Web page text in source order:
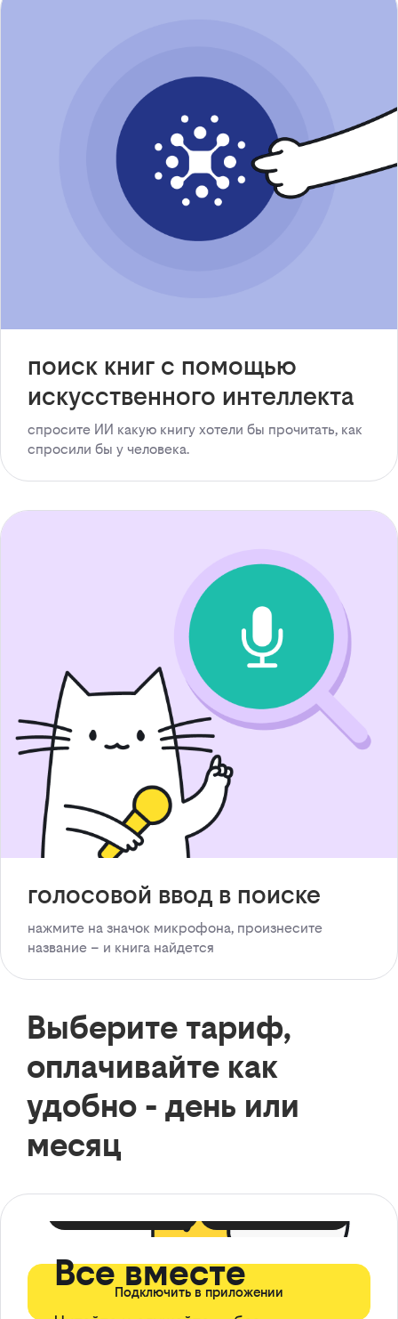
поиск книг с помощью
искусственного интеллекта
спросите ИИ какую книгу хотели бы прочитать, как
спросили бы у человека.
голосовой ввод в поиске
нажмите на значок микрофона, произнесите
название – и книга найдется
Выберите тариф,
оплачивайте как
удобно - день или
месяц
Все вместе
Подключить в приложении